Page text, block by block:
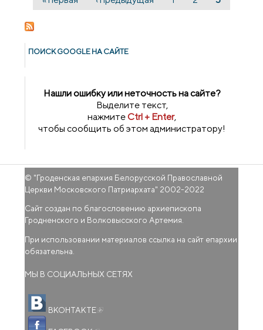
Страницы
ПОИСК GOОGLE НА САЙТЕ
Нашли ошибку или неточность на сайте?
Выделите текст,
нажмитеCtrl + Enter,
чтобы сообщить об этом администратору!
© "Гроденская епархия Белорусской Православной
Церкви Московского Патриархата" 2002-2022
Сайт создан по благословению архиепископа
Гродненского и Волковысского Артемия.
При использовании материалов ссылка на сайт епархии
обязательна.
МЫ В СОЦИАЛЬНЫХ СЕТЯХ
ВКОНТАКТЕ